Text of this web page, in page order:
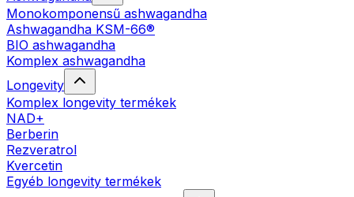
Monokomponensű ashwagandha
Ashwagandha KSM-66®
BIO ashwagandha
Komplex ashwagandha
Longevity
Komplex longevity termékek
NAD+
Berberin
Rezveratrol
Kvercetin
Egyéb longevity termékek